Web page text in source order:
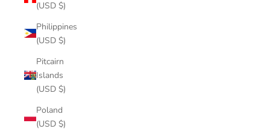
(USD $)
Philippines
(USD $)
Pitcairn
Islands
(USD $)
Poland
(USD $)